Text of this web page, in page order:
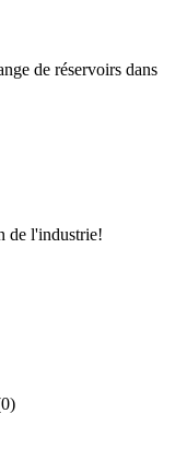
de réservoirs dans
de l'industrie!